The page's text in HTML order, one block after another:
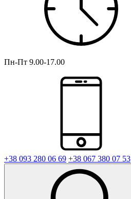
Пн-Пт 9.00-17.00
+38 093 280 06 69 +38 067 380 07 53